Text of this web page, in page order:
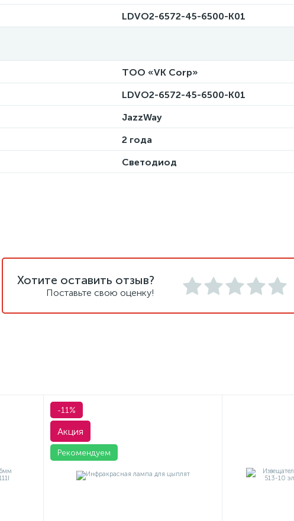
LDVO2-6572-45-6500-K01
ТОО «VK Corp»
LDVO2-6572-45-6500-K01
JazzWay
2 года
Светодиод
Хотите оставить отзыв?
Поставьте свою оценку!
-11%
Акция
Рекомендуем